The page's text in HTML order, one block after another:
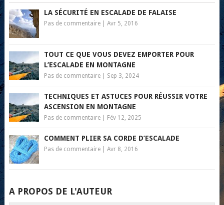
LA SÉCURITÉ EN ESCALADE DE FALAISE
Pas de commentaire| Avr 5, 2016
TOUT CE QUE VOUS DEVEZ EMPORTER POUR
L’ESCALADE EN MONTAGNE
Pas de commentaire| Sep 3, 2024
TECHNIQUES ET ASTUCES POUR RÉUSSIR VOTRE
ASCENSION EN MONTAGNE
Pas de commentaire| Fév 12, 2025
COMMENT PLIER SA CORDE D’ESCALADE
Pas de commentaire| Avr 8, 2016
A PROPOS DE L'AUTEUR